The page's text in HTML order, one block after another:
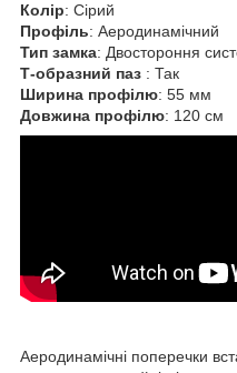
Колір: Сірий
Профіль: Аеродинамічний
Тип замка: Двостороння
Т-образний паз : Так
Ширина профілю: 55 мм
Довжина профілю: 120 см
Аеродинамічні поперечки